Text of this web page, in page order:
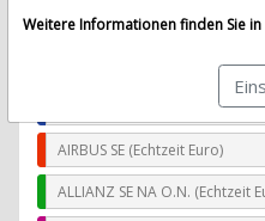
CONTINENTAL AG O.N.
AIRBUS SE (Echtzeit Euro)
ALLIANZ SE NA O.N. (Echtzeit
Weitere Informationen finden Sie